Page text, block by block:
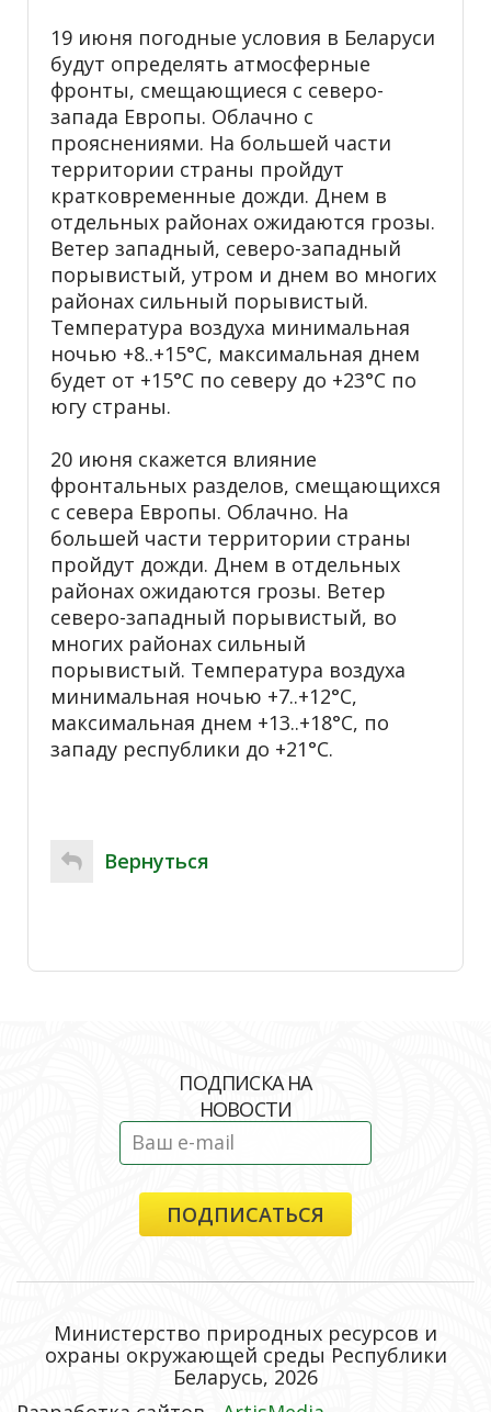
19 июня погодные условия в Беларуси
будут определять атмосферные
фронты, смещающиеся с северо-
запада Европы. Облачно с
прояснениями. На большей части
территории страны пройдут
кратковременные дожди. Днем в
отдельных районах ожидаются грозы.
Ветер западный, северо-западный
порывистый, утром и днем во многих
районах сильный порывистый.
Температура воздуха минимальная
ночью +8..+15°С, максимальная днем
будет от +15°С по северу до +23°С по
югу страны.
20 июня скажется влияние
фронтальных разделов, смещающихся
с севера Европы. Облачно. На
большей части территории страны
пройдут дожди. Днем в отдельных
районах ожидаются грозы. Ветер
северо-западный порывистый, во
многих районах сильный
порывистый. Температура воздуха
минимальная ночью +7..+12°С,
максимальная днем +13..+18°С, по
западу республики до +21°С.
Вернуться
ПОДПИСКА НА
НОВОСТИ
Министерство природных ресурсов и
охраны окружающей среды Республики
Беларусь, 2026